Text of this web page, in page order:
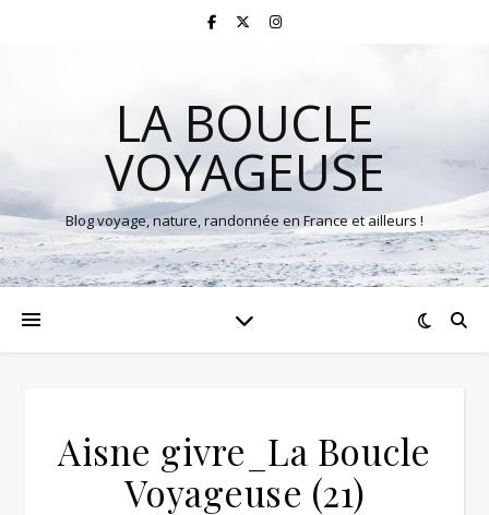
LA BOUCLE
VOYAGEUSE
Blog voyage, nature, randonnée en France et ailleurs !
Aisne givre_La Boucle
Voyageuse (21)